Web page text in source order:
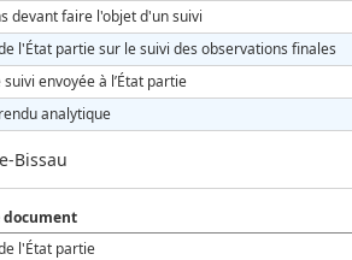
devant faire l'objet d'un suivi
l'État partie sur le suivi des observations finales
envoyée à l’État partie
analytique
Bissau
document
l'État partie